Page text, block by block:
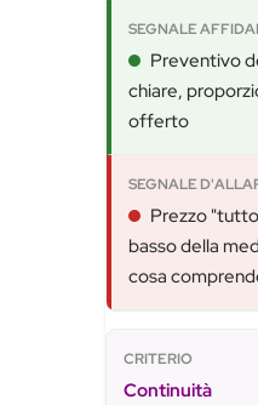
Preventivo
chiare,
offerto
Prezzo
basso della
cosa
Continuità